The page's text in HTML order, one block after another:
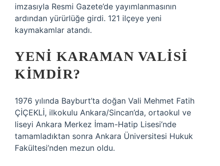
imzasıyla Resmi Gazete’de yayımlanmasının
ardından yürürlüğe girdi. 121 ilçeye yeni
kaymakamlar atandı.
YENI KARAMAN VALISI
KIMDIR?
1976 yılında Bayburt’ta doğan Vali Mehmet Fatih
ÇİÇEKLİ, ilkokulu Ankara/Sincan’da, ortaokul ve
liseyi Ankara Merkez İmam-Hatip Lisesi’nde
tamamladıktan sonra Ankara Üniversitesi Hukuk
Fakültesi’nden mezun oldu.